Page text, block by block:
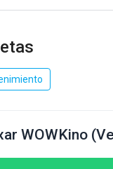
WOWKino